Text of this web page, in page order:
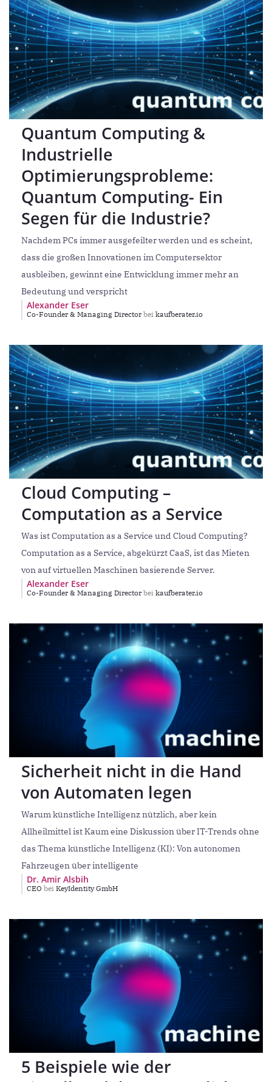
Quantum Computing &
Industrielle
Optimierungsprobleme:
Quantum Computing- Ein
Segen für die Industrie?
Nachdem PCs immer ausgefeilter werden und es scheint,
dass die großen Innovationen im Computersektor
ausbleiben, gewinnt eine Entwicklung immer mehr an
Bedeutung und verspricht
Alexander Eser
Co-Founder & Managing Director bei kaufberater.io
Cloud Computing –
Computation as a Service
Was ist Computation as a Service und Cloud Computing?
Computation as a Service, abgekürzt CaaS, ist das Mieten
von auf virtuellen Maschinen basierende Server.
Alexander Eser
Co-Founder & Managing Director bei kaufberater.io
Sicherheit nicht in die Hand
von Automaten legen
Warum künstliche Intelligenz nützlich, aber kein
Allheilmittel ist Kaum eine Diskussion über IT-Trends ohne
das Thema künstliche Intelligenz (KI): Von autonomen
Fahrzeugen über intelligente
Dr. Amir Alsbih
CEO bei KeyIdentity GmbH
5 Beispiele wie der